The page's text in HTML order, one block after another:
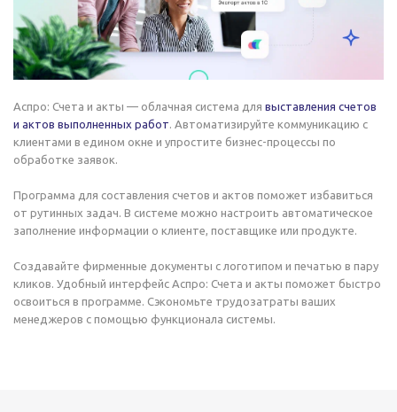
Аспро: Счета и акты — облачная система для выставления счетов
и актов выполненных работ . Автоматизируйте коммуникацию с
клиентами в едином окне и упростите бизнес-процессы по
обработке заявок.
Программа для составления счетов и актов поможет избавиться
от рутинных задач. В системе можно настроить автоматическое
заполнение информации о клиенте, поставщике или продукте.
Создавайте фирменные документы с логотипом и печатью в пару
кликов. Удобный интерфейс Аспро: Счета и акты поможет быстро
освоиться в программе. Сэкономьте трудозатраты ваших
менеджеров с помощью функционала системы.